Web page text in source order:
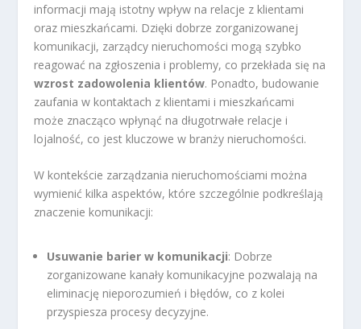
informacji mają istotny wpływ na relacje z klientami
oraz mieszkańcami. Dzięki dobrze zorganizowanej
komunikacji, zarządcy nieruchomości mogą szybko
reagować na zgłoszenia i problemy, co przekłada się na
wzrost zadowolenia klientów. Ponadto, budowanie
zaufania w kontaktach z klientami i mieszkańcami
może znacząco wpłynąć na długotrwałe relacje i
lojalność, co jest kluczowe w branży nieruchomości.
W kontekście zarządzania nieruchomościami można
wymienić kilka aspektów, które szczególnie podkreślają
znaczenie komunikacji:
Usuwanie barier w komunikacji: Dobrze
zorganizowane kanały komunikacyjne pozwalają na
eliminację nieporozumień i błędów, co z kolei
przyspiesza procesy decyzyjne.